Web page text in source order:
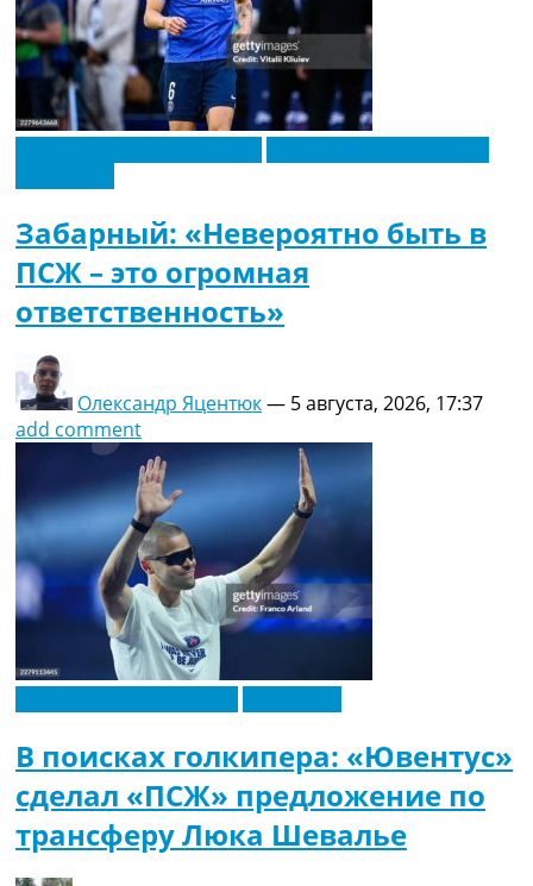
Забарный: «Невероятно быть в
ПСЖ – это огромная
ответственность»
Олександр Яцентюк— 5 августа, 2026, 17:37
add comment
В поисках голкипера: «Ювентус»
сделал «ПСЖ» предложение по
трансферу Люка Шевалье